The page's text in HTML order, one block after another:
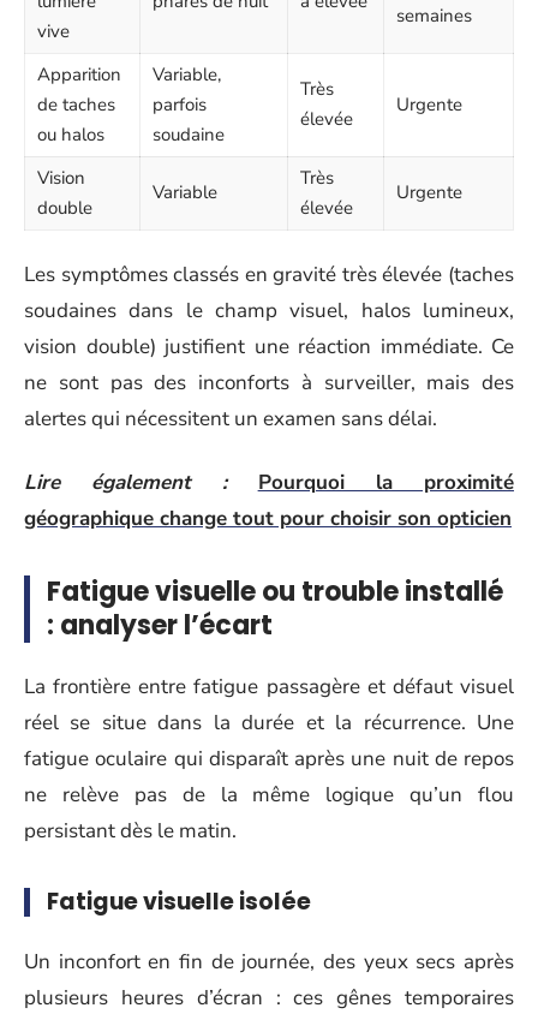
vive
semaines
Apparition
de taches
ou halos
Variable,
parfois
soudaine
Très
élevée
Urgente
Vision
double
Variable
Très
élevée
Urgente
Les symptômes classés en gravité très élevée (taches
soudaines dans le champ visuel, halos lumineux,
vision double) justifient une réaction immédiate. Ce
ne sont pas des inconforts à surveiller, mais des
alertes qui nécessitent un examen sans délai.
Lire également :
Pourquoi la proximité
géographique change tout pour choisir son opticien
Fatigue visuelle ou trouble installé
: analyser l’écart
La frontière entre fatigue passagère et défaut visuel
réel se situe dans la durée et la récurrence. Une
fatigue oculaire qui disparaît après une nuit de repos
ne relève pas de la même logique qu’un flou
persistant dès le matin.
Fatigue visuelle isolée
Un inconfort en fin de journée, des yeux secs après
plusieurs heures d’écran : ces gênes temporaires